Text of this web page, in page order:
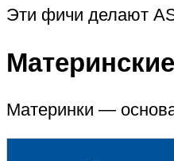
Эти фичи делают
Материнки —